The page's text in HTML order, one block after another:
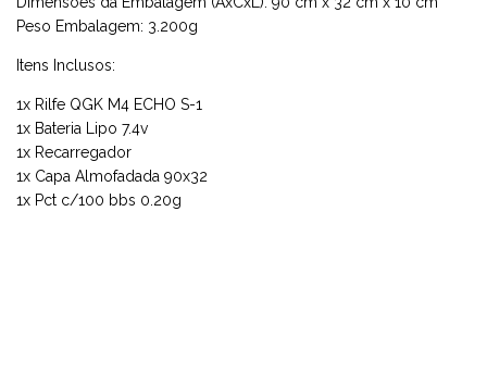
Peso Embalagem: 3.200g
Itens Inclusos:
1x Rilfe QGK M4 ECHO S-1
1x Bateria Lipo 7.4v
1x Recarregador
1x Capa Almofadada 90x32
1x Pct c/100 bbs 0.20g